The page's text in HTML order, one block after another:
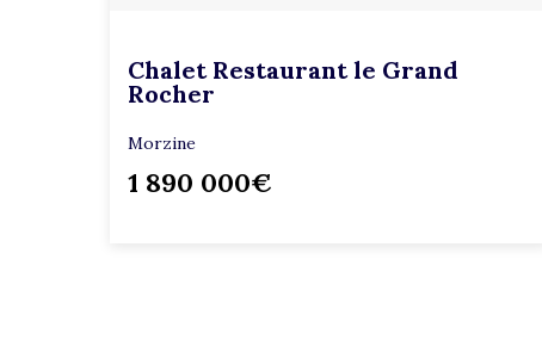
Chalet Restaurant le Grand
Rocher
Morzine
1 890 000€